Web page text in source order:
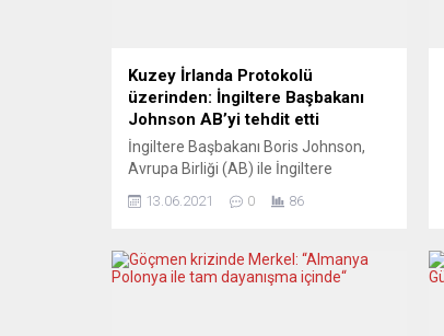
Kuzey İrlanda Protokolü
üzerinden: İngiltere Başbakanı
Johnson AB’yi tehdit etti
İngiltere Başbakanı Boris Johnson,
Avrupa Birliği (AB) ile İngiltere
Anlaşması’nın parçası olan Kuzey
uyararak, ülkesinin toprak
bütünlüğünü korumak için ne
13.06.2021 0 86